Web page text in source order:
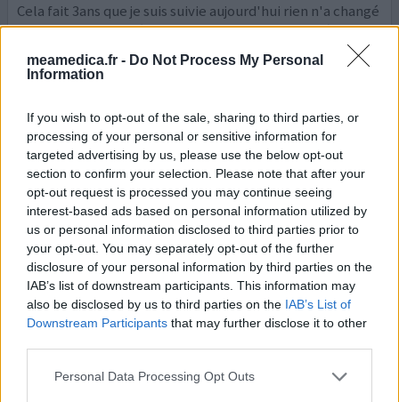
meamedica.fr - Do Not Process My Personal
Information
If you wish to opt-out of the sale, sharing to third parties, or
processing of your personal or sensitive information for
targeted advertising by us, please use the below opt-out
section to confirm your selection. Please note that after your
opt-out request is processed you may continue seeing
interest-based ads based on personal information utilized by
us or personal information disclosed to third parties prior to
your opt-out. You may separately opt-out of the further
disclosure of your personal information by third parties on the
IAB’s list of downstream participants. This information may
also be disclosed by us to third parties on the IAB’s List of
Downstream Participants that may further disclose it to other
Personal Data Processing Opt Outs
Cela fait 3ans que je suis suivie aujourd'hui rien n'a changé
mais ont vient de découvrir que je suis allergique à l
histamine donc Régine draconiennes attendons de voir le
résultat merci
votre avis
Lomudal
02/07/2024 | Femme | 77
cromoglicate de sodium
Asthme
Efficacité
Quantité effets secondaires
respiratoire ne fait que décliner Alors que j'ai été